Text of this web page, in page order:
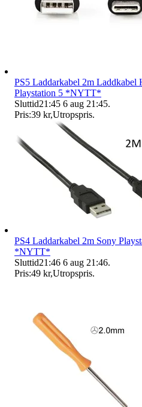
PS5 Laddarkabel 2m Laddkabel
Playstation 5 *NYTT*
Sluttid21:45 6 aug 21:45.
Pris:39 kr,Utropspris.
PS4 Laddarkabel 2m Sony
*NYTT*
Sluttid21:46 6 aug 21:46.
Pris:49 kr,Utropspris.